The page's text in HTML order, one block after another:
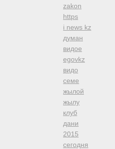
zakon
https
i news kz
думан
видое
egovkz
видо
семе
жылой
жылу
клуб
дани
2015
сегодня